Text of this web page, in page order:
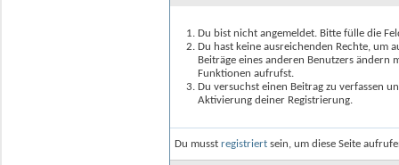
Du bist nicht angemeldet. Bitte fülle die
Du hast keine ausreichenden Rechte, um
Beiträge eines anderen Benutzers
Funktionen aufrufst.
Du versuchst einen Beitrag zu verfassen
Aktivierung deiner Registrierung.
Du musst registriert sein, um diese Seite